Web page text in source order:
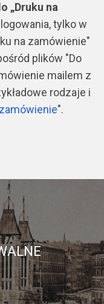
„Druku na
tylko w
na zamówienie"
plików "Do
mailem z
rodzaje i
".